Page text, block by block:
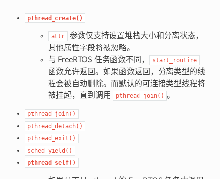
pthread_create()
attr
参数仅支持设置堆栈大小和分离状态，
其他属性字段将被忽略。
与 FreeRTOS 任务函数不同，
start_routine
函数允许返回。如果函数返回，分离类型的线
程会被自动删除。而默认的可连接类型线程将
被挂起，直到调用
pthread_join() 。
pthread_join()
pthread_detach()
pthread_exit()
sched_yield()
pthread_self()